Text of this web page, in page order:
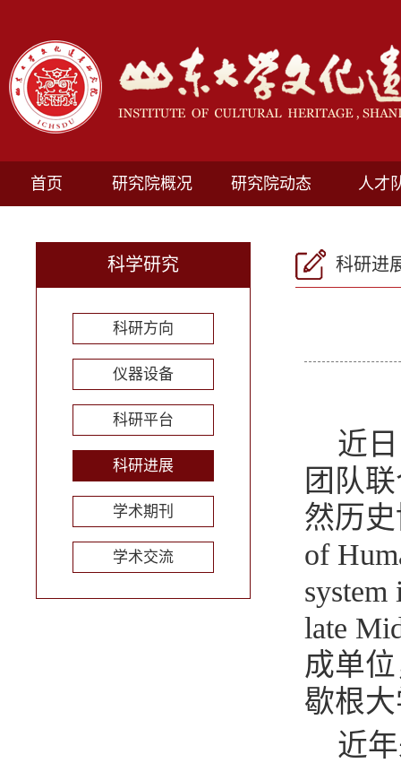
首页 研究院概况 研究院动态 人才
科学研究
科研方向
仪器设备
科研平台
科研进展
学术期刊
学术交流
科研进
近
团队
然历
of
system
late
成单
歇根
近